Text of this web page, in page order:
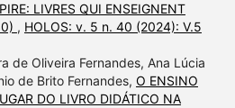
LIVRES QUI ENSEIGNENT
, HOLOS: v. 5 n. 40 (2024): V.5
de Oliveira Fernandes, Ana Lúcia
de Brito Fernandes, O ENSINO
DO LIVRO DIDÁTICO NA